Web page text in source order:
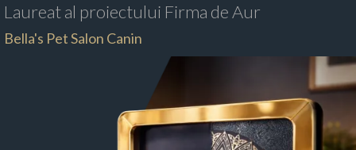
Laureat al proiectului Firma de Aur
Bella's Pet Salon Canin